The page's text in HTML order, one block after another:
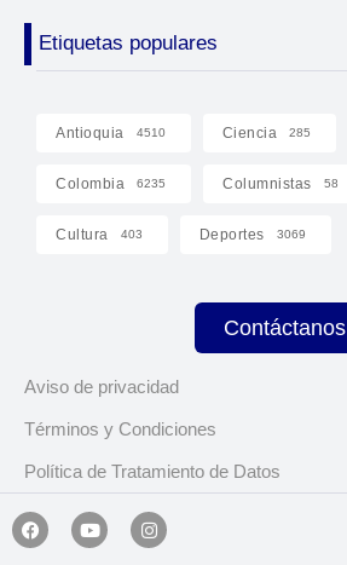
Etiquetas populares
Antioquia 4510 Ciencia 285
Colombia 6235 Columnistas 58
Cultura 403 Deportes 3069
Contáctanos
Aviso de privacidad
Términos y Condiciones
Política de Tratamiento de Datos